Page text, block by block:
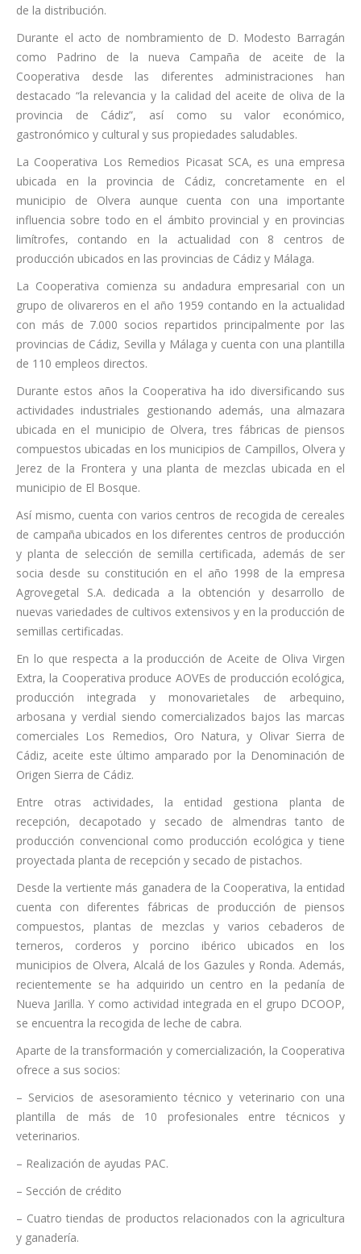
de la distribución.
Durante el acto de nombramiento de D. Modesto Barragán
como Padrino de la nueva Campaña de aceite de la
Cooperativa desde las diferentes administraciones han
destacado “la relevancia y la calidad del aceite de oliva de la
provincia de Cádiz”, así como su valor económico,
gastronómico y cultural y sus propiedades saludables.
La Cooperativa Los Remedios Picasat SCA, es una empresa
ubicada en la provincia de Cádiz, concretamente en el
municipio de Olvera aunque cuenta con una importante
influencia sobre todo en el ámbito provincial y en provincias
limítrofes, contando en la actualidad con 8 centros de
producción ubicados en las provincias de Cádiz y Málaga.
La Cooperativa comienza su andadura empresarial con un
grupo de olivareros en el año 1959 contando en la actualidad
con más de 7.000 socios repartidos principalmente por las
provincias de Cádiz, Sevilla y Málaga y cuenta con una plantilla
de 110 empleos directos.
Durante estos años la Cooperativa ha ido diversificando sus
actividades industriales gestionando además, una almazara
ubicada en el municipio de Olvera, tres fábricas de piensos
compuestos ubicadas en los municipios de Campillos, Olvera y
Jerez de la Frontera y una planta de mezclas ubicada en el
municipio de El Bosque.
Así mismo, cuenta con varios centros de recogida de cereales
de campaña ubicados en los diferentes centros de producción
y planta de selección de semilla certificada, además de ser
socia desde su constitución en el año 1998 de la empresa
Agrovegetal S.A. dedicada a la obtención y desarrollo de
nuevas variedades de cultivos extensivos y en la producción de
semillas certificadas.
En lo que respecta a la producción de Aceite de Oliva Virgen
Extra, la Cooperativa produce AOVEs de producción ecológica,
producción integrada y monovarietales de arbequino,
arbosana y verdial siendo comercializados bajos las marcas
comerciales Los Remedios, Oro Natura, y Olivar Sierra de
Cádiz, aceite este último amparado por la Denominación de
Origen Sierra de Cádiz.
Entre otras actividades, la entidad gestiona planta de
recepción, decapotado y secado de almendras tanto de
producción convencional como producción ecológica y tiene
proyectada planta de recepción y secado de pistachos.
Desde la vertiente más ganadera de la Cooperativa, la entidad
cuenta con diferentes fábricas de producción de piensos
compuestos, plantas de mezclas y varios cebaderos de
terneros, corderos y porcino ibérico ubicados en los
municipios de Olvera, Alcalá de los Gazules y Ronda. Además,
recientemente se ha adquirido un centro en la pedanía de
Nueva Jarilla. Y como actividad integrada en el grupo DCOOP,
se encuentra la recogida de leche de cabra.
Aparte de la transformación y comercialización, la Cooperativa
ofrece a sus socios:
– Servicios de asesoramiento técnico y veterinario con una
plantilla de más de 10 profesionales entre técnicos y
veterinarios.
– Realización de ayudas PAC.
– Sección de crédito
– Cuatro tiendas de productos relacionados con la agricultura
y ganadería.